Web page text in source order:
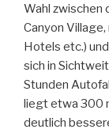
Wahl zwischen
Canyon
Hotels etc.)
sich in
Stunden
liegt etwa 300
deutlich